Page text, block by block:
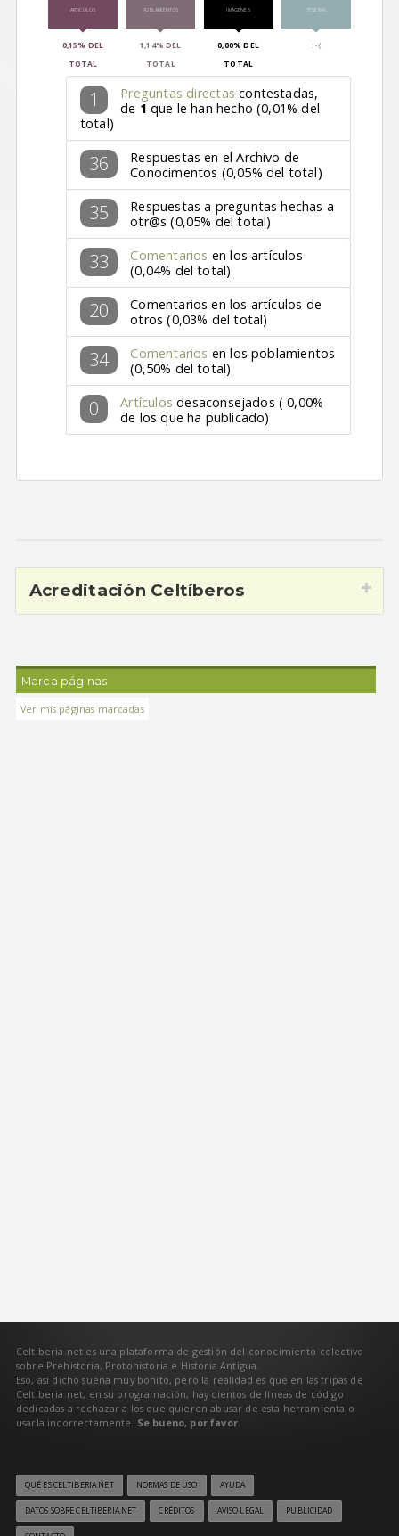
ARTICULOS
0,15% DEL
TOTAL
POBLAMIENTOS
1,14% DEL
TOTAL
IMÁGENES
0,00% DEL
TOTAL
TÉSERAS
:-(
1 Preguntas directas contestadas,
de 1 que le han hecho (0,01% del
total)
36
Respuestas en el Archivo de
Conocimentos (0,05% del total)
35
Respuestas a preguntas hechas a
otr@s (0,05% del total)
33 Comentarios en los artículos
(0,04% del total)
20
Comentarios en los artículos de
otros (0,03% del total)
34 Comentarios en los poblamientos
(0,50% del total)
0 Artículos desaconsejados ( 0,00%
de los que ha publicado)
Acreditación Celtíberos
Marca páginas
Ver mis páginas marcadas
Celtiberia.net es una plataforma de gestión del conocimiento colectivo
sobre Prehistoria, Protohistoria e Historia Antigua.
Eso, así dicho suena muy bonito, pero la realidad es que en las tripas de
Celtiberia.net, en su programación, hay cientos de líneas de código
dedicadas a rechazar a los que quieren abusar de esta herramienta o
usarla incorrectamente. Se bueno, por favor.
QUÉ ES CELTIBERIA.NET NORMAS DE USO AYUDA
DATOS SOBRE CELTIBERIA.NET CRÉDITOS AVISO LEGAL PUBLICIDAD